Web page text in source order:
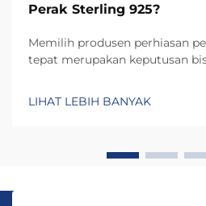
Perak Sterling 925?
Memilih produsen perhiasan
tepat merupakan keputusan
menentukan tidak hanya
LIHAT LEBIH BANYAK